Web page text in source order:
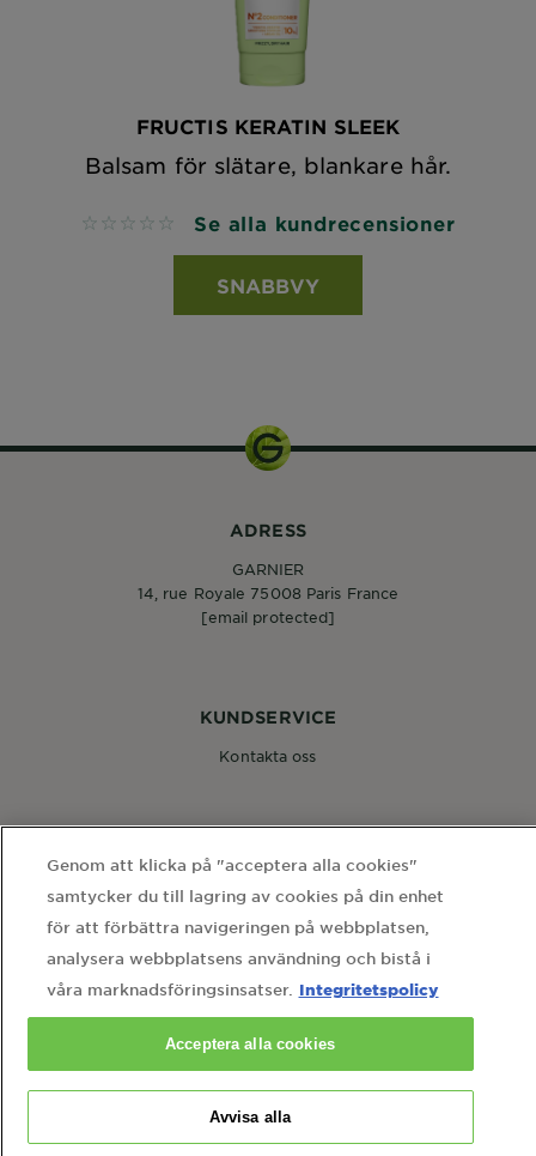
FRUCTIS KERATIN SLEEK
Balsam för slätare, blankare hår.
No reviews Se alla kundrecensioner
SNABBVY
WEBBPLATSLÄNKAR
webbkarta användarvillkor
Country
KUNDSERVICE
Kontakta oss
ADRESS
GARNIER
14, rue Royale 75008 Paris France
[email protected]
Genom att klicka på "acceptera alla cookies"
samtycker du till lagring av cookies på din enhet
för att förbättra navigeringen på webbplatsen,
analysera webbplatsens användning och bistå i
våra marknadsföringsinsatser. Integritetspolicy
Avvisa alla
Acceptera alla cookies